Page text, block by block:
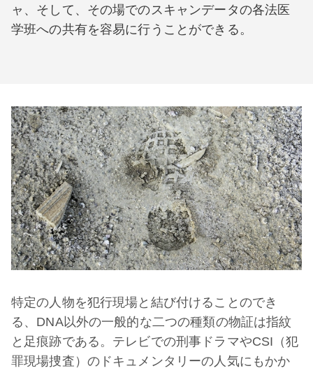
ャ、そして、その場でのスキャンデータの各法医
学班への共有を容易に行うことができる。
特定の人物を犯行現場と結び付けることのでき
る、DNA以外の一般的な二つの種類の物証は指紋
と足痕跡である。テレビでの刑事ドラマやCSI（犯
罪現場捜査）のドキュメンタリーの人気にもかか